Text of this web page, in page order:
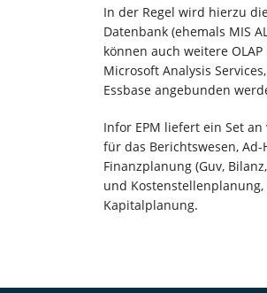
In der Regel wird hierzu
Datenbank (ehemals MIS
können auch weitere
Microsoft Analysis
Essbase angebunden
Infor EPM liefert ein Set
für das Berichtswesen,
Finanzplanung (Guv,
und Kostenstellenplanung,
Kapitalplanung.